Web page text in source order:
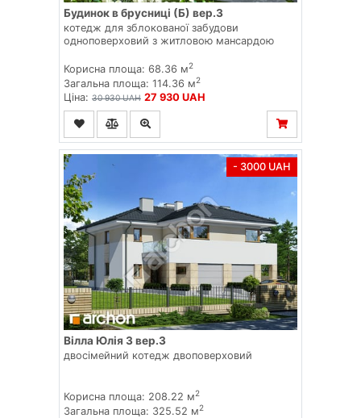
Будинок в брусниці (Б) вер.3
котедж для зблокованої забудови
одноповерховий з житловою мансардою
Корисна площа: 68.36 м2
Загальна площа: 114.36 м2
Ціна: 30 930 UAH 27 930 UAH
- 3000 UAH
Вілла Юлія 3 вер.3
двосімейний котедж двоповерховий
Корисна площа: 208.22 м2
Загальна площа: 325.52 м2